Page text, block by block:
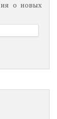
о новых